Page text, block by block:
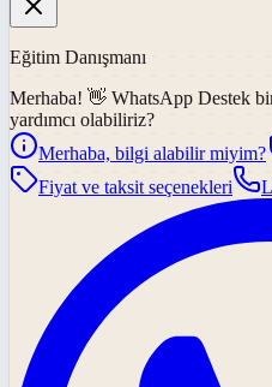
Eğitim Danışmanı
Merhaba! 👋 WhatsApp Destek
yardımcı olabiliriz?
Merhaba, bilgi alabilir miyim?
Fiyat ve taksit seçenekleri